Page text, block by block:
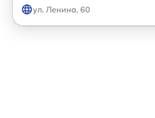
ул. Ленина, 60